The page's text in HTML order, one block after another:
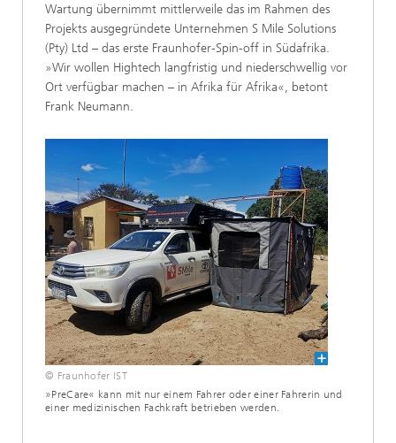
Wartung übernimmt mittlerweile das im Rahmen des
Projekts ausgegründete Unternehmen S Mile Solutions
(Pty) Ltd – das erste Fraunhofer-Spin-off in Südafrika.
»Wir wollen Hightech langfristig und niederschwellig vor
Ort verfügbar machen – in Afrika für Afrika«, betont
Frank Neumann.
© Fraunhofer IST
»PreCare« kann mit nur einem Fahrer oder einer Fahrerin und
einer medizinischen Fachkraft betrieben werden.